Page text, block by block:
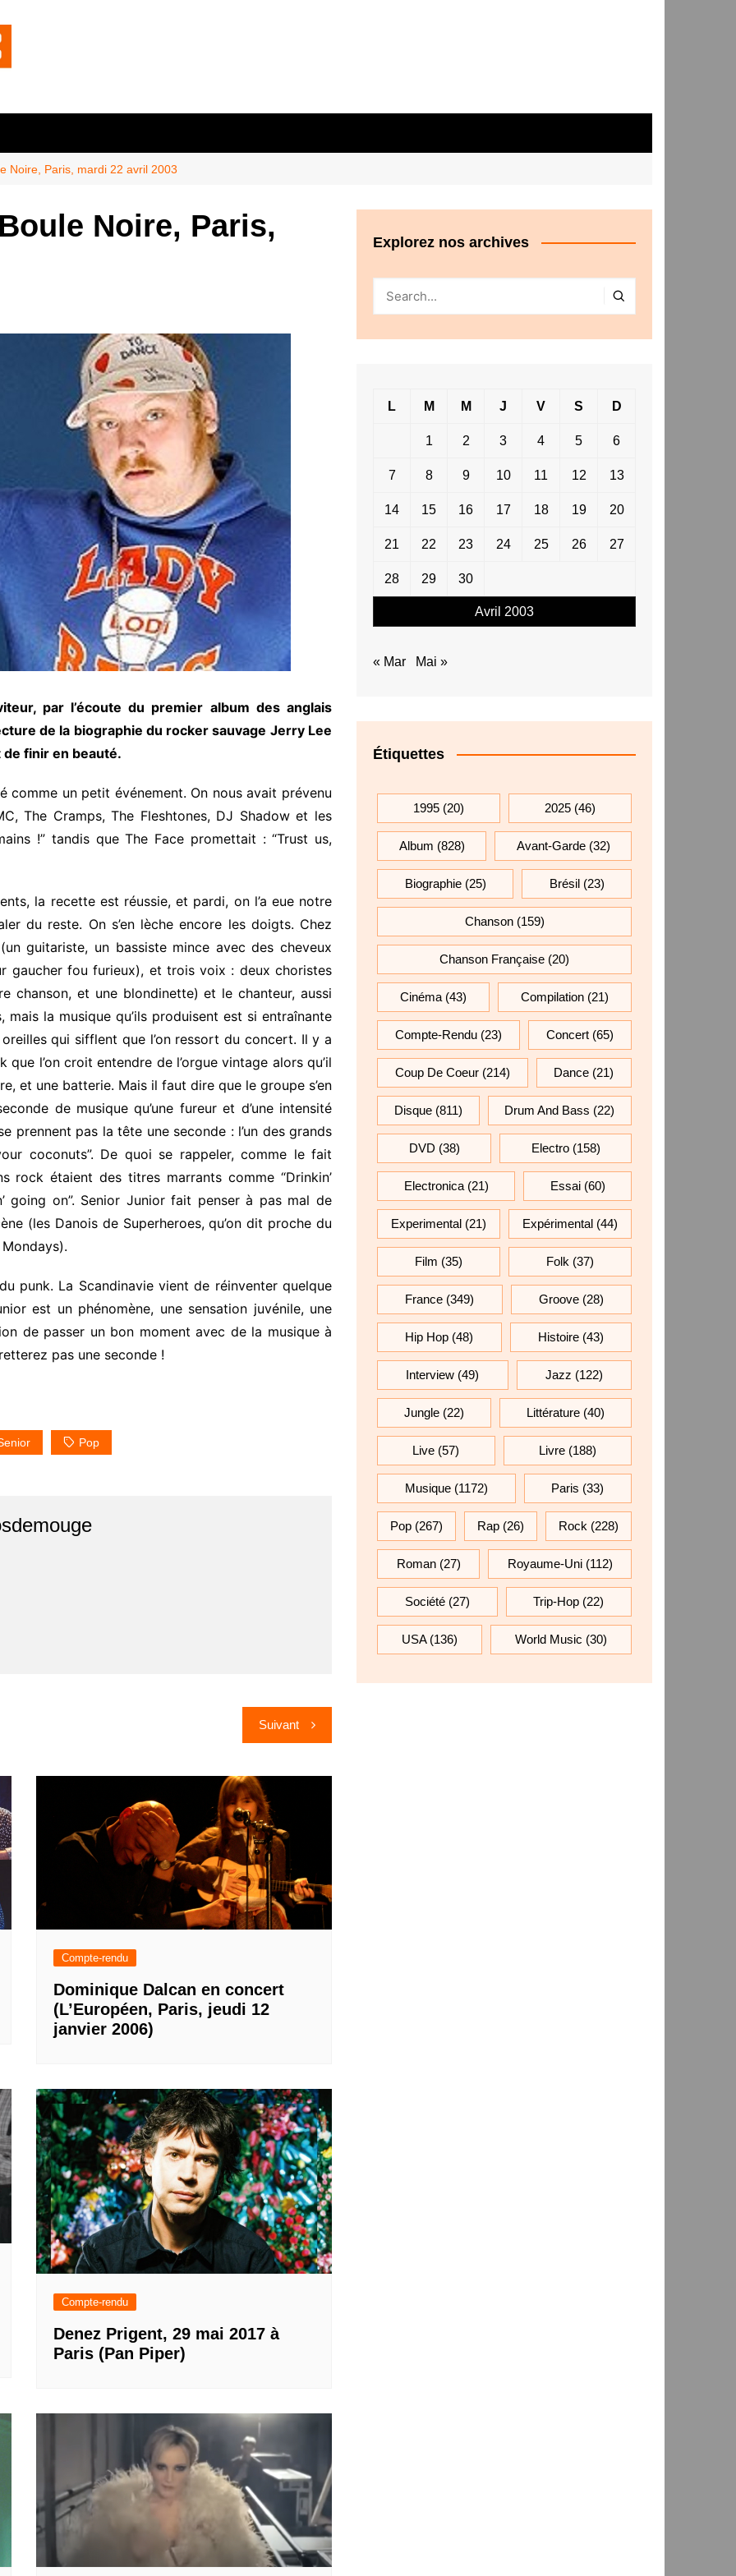
Noire, Paris, mardi 22 avril 2003
Noire, Paris,
par l’écoute du premier album des anglais
de la biographie du rocker sauvage Jerry Lee
de finir en beauté.
un petit événement. On nous avait prévenu
The Cramps, The Fleshtones, DJ Shadow et les
!” tandis que The Face promettait : “Trust us,
la recette est réussie, et pardi, on l’a eue notre
du reste. On s’en lèche encore les doigts. Chez
guitariste, un bassiste mince avec des cheveux
gaucher fou furieux), et trois voix : deux choristes
chanson, et une blondinette) et le chanteur, aussi
la musique qu’ils produisent est si entraînante
qui sifflent que l’on ressort du concert. Il y a
l’on croit entendre de l’orgue vintage alors qu’il
et une batterie. Mais il faut dire que le groupe s’en
de musique qu’une fureur et d’une intensité
prennent pas la tête une seconde : l’un des grands
coconuts”. De quoi se rappeler, comme le fait
rock étaient des titres marrants comme “Drinkin’
going on”. Senior Junior fait penser à pas mal de
(les Danois de Superheroes, qu’on dit proche du
punk. La Scandinavie vient de réinventer quelque
est un phénomène, une sensation juvénile, une
de passer un bon moment avec de la musique à
pas une seconde !
Pop
Suivant
Compte-rendu
Dominique Dalcan en concert
(L’Européen, Paris, jeudi 12
janvier 2006)
Compte-rendu
Denez Prigent, 29 mai 2017 à
Paris (Pan Piper)
Explorez nos archives
Avril 2003
L M M J V S D
1 2 3 4 5 6
7 8 9 10 11 12 13
14 15 16 17 18 19 20
21 22 23 24 25 26 27
28 29 30
« Mar Mai »
Étiquettes
1995 (20) 2025 (46)
Album (828) Avant-Garde(32)
Biographie(25) Brésil(23)
Chanson(159)
Chanson Française (20)
Cinéma (43) Compilation (21)
Compte-Rendu (23) Concert (65)
Coup De Coeur(214) Dance (21)
Disque(811) Drum And Bass (22)
DVD (38) Electro(158)
Electronica(21) Essai(60)
Experimental (21) Expérimental (44)
Film (35) Folk (37)
France (349) Groove(28)
Hip Hop (48) Histoire(43)
Interview (49) Jazz (122)
Jungle (22) Littérature (40)
Live (57) Livre(188)
Musique(1172) Paris (33)
Pop (267) Rap (26) Rock (228)
Roman(27) Royaume-Uni(112)
Société(27) Trip-Hop (22)
USA(136) World Music (30)